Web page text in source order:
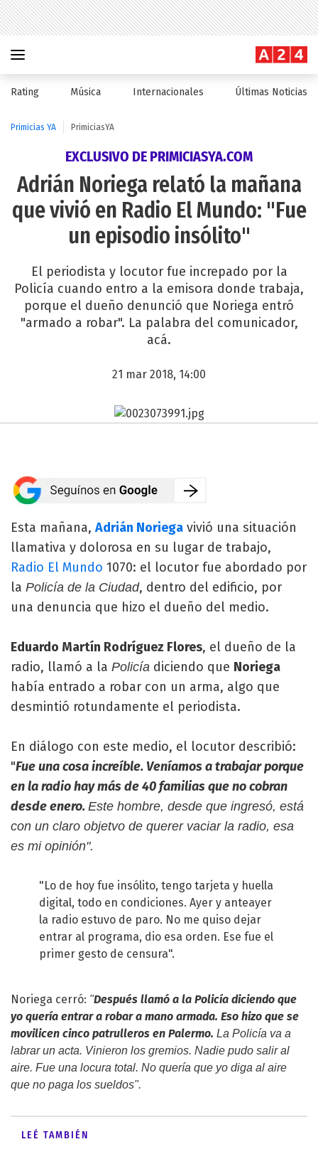
Rating Música Internacionales Últimas Noticias
Primicias YA PrimiciasYA
EXCLUSIVO DE PRIMICIASYA.COM
Adrián Noriega relató la mañana
que vivió en Radio El Mundo: "Fue
un episodio insólito"
El periodista y locutor fue increpado por la
Policía cuando entro a la emisora donde trabaja,
porque el dueño denunció que Noriega entró
"armado a robar". La palabra del comunicador,
acá.
21 mar 2018, 14:00
Esta mañana, Adrián Noriega vivió una situación
llamativa y dolorosa en su lugar de trabajo,
Radio El Mundo 1070: el locutor fue abordado por
la Policía de la Ciudad, dentro del edificio, por
una denuncia que hizo el dueño del medio.
Eduardo Martín Rodríguez Flores, el dueño de la
radio, llamó a la Policía diciendo que Noriega
había entrado a robar con un arma, algo que
desmintió rotundamente el periodista.
En diálogo con este medio, el locutor describió:
"Fue una cosa increíble. Veníamos a trabajar porque
en la radio hay más de 40 familias que no cobran
desde enero. Este hombre, desde que ingresó, está
con un claro objetvo de querer vaciar la radio, esa
es mi opinión".
"Lo de hoy fue insólito, tengo tarjeta y huella
digital, todo en condiciones. Ayer y anteayer
la radio estuvo de paro. No me quiso dejar
entrar al programa, dio esa orden. Ese fue el
primer gesto de censura".
Noriega cerró: "Después llamó a la Policía diciendo que
yo quería entrar a robar a mano armada. Eso hizo que se
movilicen cinco patrulleros en Palermo. La Policía va a
labrar un acta. Vinieron los gremios. Nadie pudo salir al
aire. Fue una locura total. No quería que yo diga al aire
que no paga los sueldos".
LEÉ TAMBIÉN